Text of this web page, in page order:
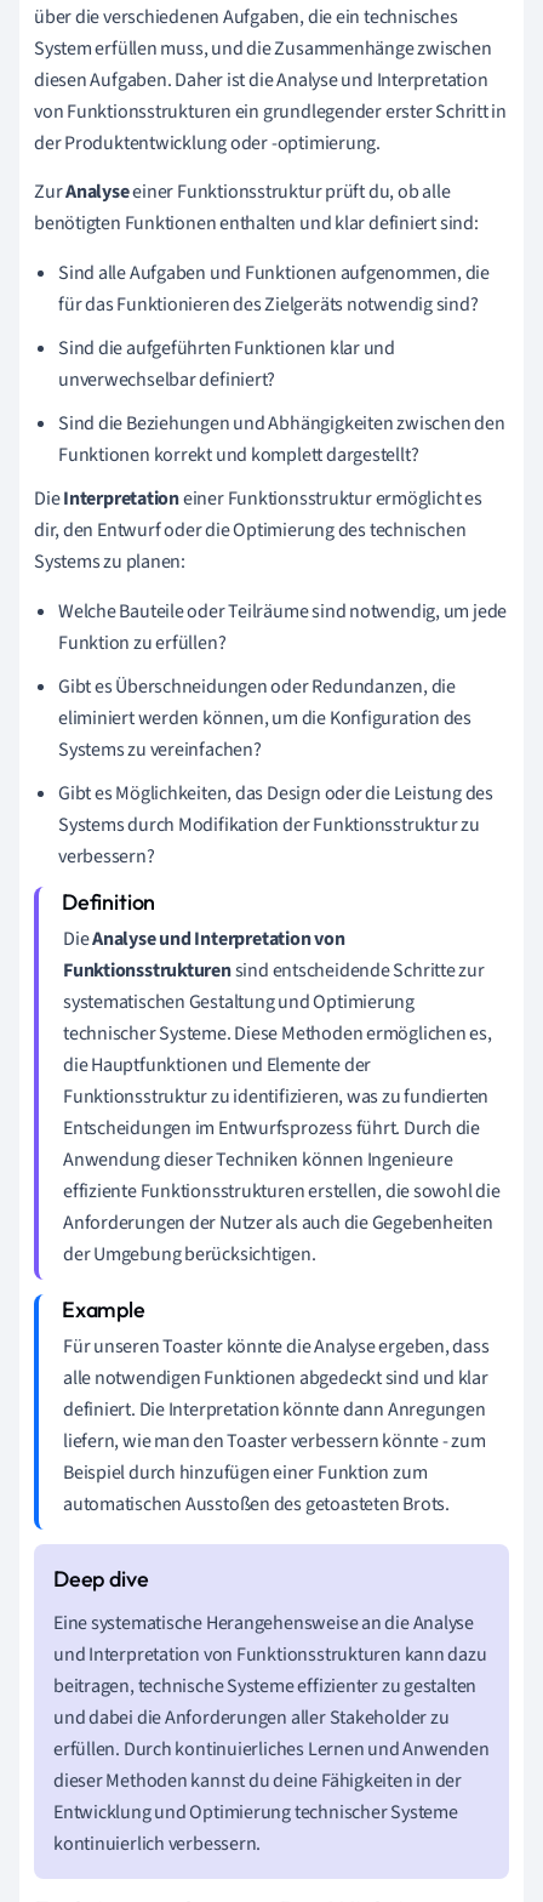
über die verschiedenen Aufgaben, die ein technisches
System erfüllen muss, und die Zusammenhänge zwischen
diesen Aufgaben. Daher ist die Analyse und Interpretation
von Funktionsstrukturen ein grundlegender erster Schritt in
der Produktentwicklung oder -optimierung.
ZurAnalyseeiner Funktionsstruktur prüft du, ob alle
benötigten Funktionen enthalten und klar definiert sind:
Sind alle Aufgaben und Funktionen aufgenommen, die
für das Funktionieren des Zielgeräts notwendig sind?
Sind die aufgeführten Funktionen klar und
unverwechselbar definiert?
Sind die Beziehungen und Abhängigkeiten zwischen den
Funktionen korrekt und komplett dargestellt?
DieInterpretationeiner Funktionsstruktur ermöglicht es
dir, den Entwurf oder die Optimierung des technischen
Systems zu planen:
Welche Bauteile oder Teilräume sind notwendig, um jede
Funktion zu erfüllen?
Gibt es Überschneidungen oder Redundanzen, die
eliminiert werden können, um die Konfiguration des
Systems zu vereinfachen?
Gibt es Möglichkeiten, das Design oder die Leistung des
Systems durch Modifikation der Funktionsstruktur zu
verbessern?
DieAnalyse und Interpretation von
Funktionsstrukturensind entscheidende Schritte zur
systematischen Gestaltung und Optimierung
technischer Systeme. Diese Methoden ermöglichen es,
die Hauptfunktionen und Elemente der
Funktionsstruktur zu identifizieren, was zu fundierten
Entscheidungen im Entwurfsprozess führt. Durch die
Anwendung dieser Techniken können Ingenieure
effiziente Funktionsstrukturen erstellen, die sowohl die
Anforderungen der Nutzer als auch die Gegebenheiten
der Umgebung berücksichtigen.
Für unseren Toaster könnte die Analyse ergeben, dass
alle notwendigen Funktionen abgedeckt sind und klar
definiert. Die Interpretation könnte dann Anregungen
liefern, wie man den Toaster verbessern könnte - zum
Beispiel durch hinzufügen einer Funktion zum
automatischen Ausstoßen des getoasteten Brots.
Eine systematische Herangehensweise an die Analyse
und Interpretation von Funktionsstrukturen kann dazu
beitragen, technische Systeme effizienter zu gestalten
und dabei die Anforderungen aller Stakeholder zu
erfüllen. Durch kontinuierliches Lernen und Anwenden
dieser Methoden kannst du deine Fähigkeiten in der
Entwicklung und Optimierung technischer Systeme
kontinuierlich verbessern.